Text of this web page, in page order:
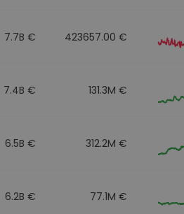
7.7B € 423657.00 €
7.4B € 131.3M €
6.5B € 312.2M €
6.2B € 77.1M €